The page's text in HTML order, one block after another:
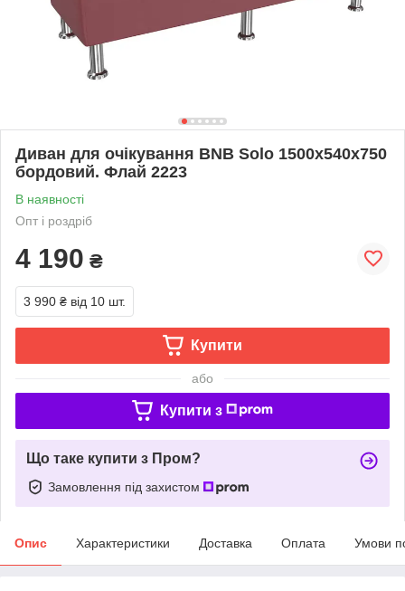
Диван для очікування BNB Solo 1500x540x750
бордовий. Флай 2223
В наявності
Опт і роздріб
4 190 ₴
3 990 ₴ від 10 шт.
Купити
або
Купити з
Що таке купити з Пром?
Замовлення під захистом
Опис Характеристики Доставка Оплата Умови